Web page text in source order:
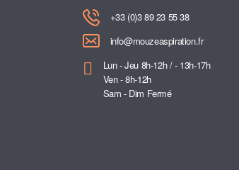
+33 (0)3 89 23 55 38
info@mouzeaspiration.fr
Lun - Jeu 8h-12h / - 13h-17h
Ven - 8h-12h
Sam - Dim Fermé